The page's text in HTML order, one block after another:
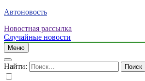
Автоновость
Новостная рассылка
Случайные новости
Меню
Найти: